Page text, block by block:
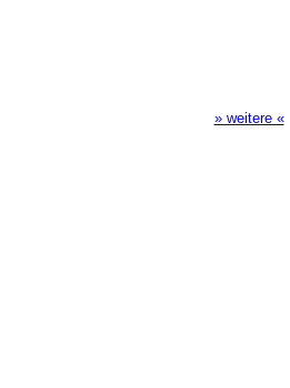
» weitere «